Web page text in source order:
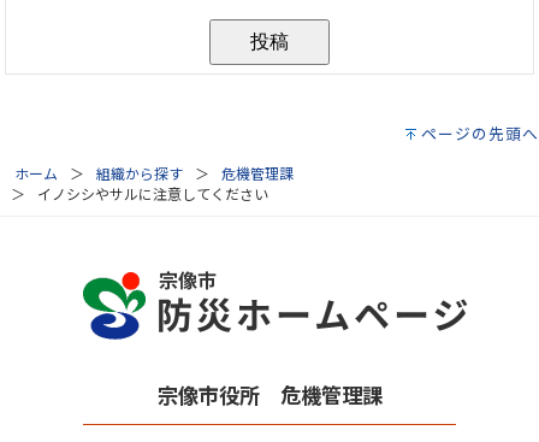
ページの先頭へ
ホーム 組織から探す
危機管理課
イノシシやサルに注意してください
宗像市役所 危機管理課